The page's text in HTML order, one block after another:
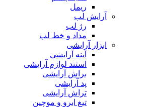
ریمل
آرایش لب
رژ لب
مداد و خط لب
ابزار آرایشی
آینه آرایشی
استند لوازم آرایشی
براش آرایشی
پد آرایشی
تراش آرایشی
تیغ ابرو و موچین